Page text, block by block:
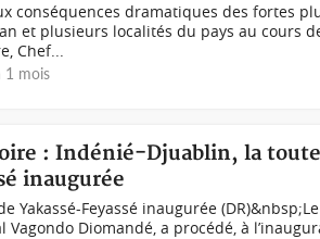
conséquences dramatiques des fortes
et plusieurs localités du pays au cours
Chef...
1 mois
: Indénié-Djuablin, la
inaugurée
Yakassé-Feyassé inaugurée
Vagondo Diomandé, a procédé, à